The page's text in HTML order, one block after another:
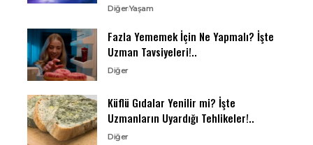
DiğerYaşam
Fazla Yememek İçin Ne Yapmalı? İşte
Uzman Tavsiyeleri!..
Diğer
Küflü Gıdalar Yenilir mi? İşte
Uzmanların Uyardığı Tehlikeler!..
Diğer